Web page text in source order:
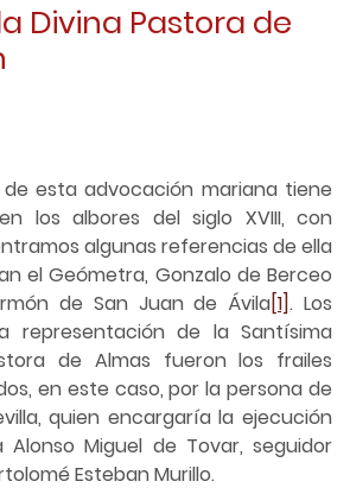
Divina Pastora de
esta advocación mariana tiene
los albores del siglo XVIII, con
algunas referencias de ella
el Geómetra, Gonzalo de Berceo
de San Juan de Ávila[1]. Los
representación de la Santísima
de Almas fueron los frailes
en este caso, por la persona de
quien encargaría la ejecución
Miguel de Tovar, seguidor
Esteban Murillo.